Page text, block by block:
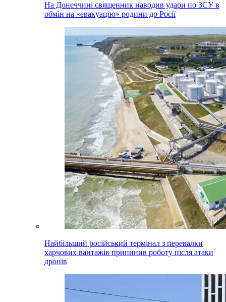
На Донеччині священник наводив удари по ЗСУ в
обмін на «евакуацію» родини до Росії
Найбільший російський термінал з перевалки
харчових вантажів припинив роботу після атаки
дронів